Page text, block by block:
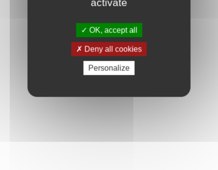
activate
OK, accept all
Deny all cookies
Personalize